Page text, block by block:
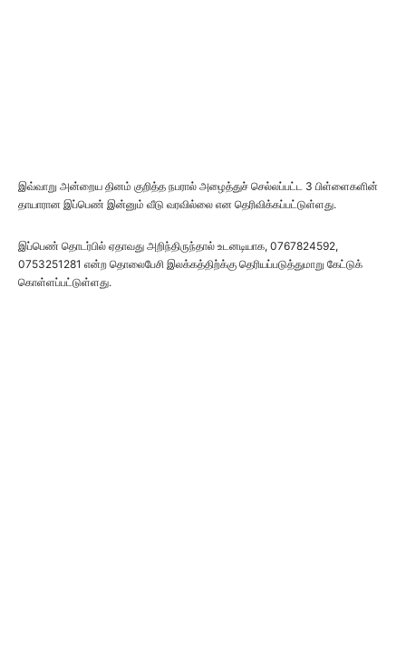
இவ்வாறு அன்றைய தினம் குறித்த நபரால் அழைத்துச் செல்லப்பட்ட 3 பிள்ளைகளின்
தாயாரான இப்பெண் இன்னும் வீடு வரவில்லை என தெரிவிக்கப்பட்டுள்ளது.
இப்பெண் தொடர்பில் ஏதாவது அறிந்திருந்தால் உடனடியாக, 0767824592,
0753251281 என்ற தொலைபேசி இலக்கத்திற்க்கு தெரியப்படுத்துமாறு கேட்டுக்
கொள்ளப்பட்டுள்ளது.